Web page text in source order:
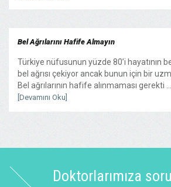
Bel Ağrılarını Hafife Almayın
Türkiye nüfusunun yüzde 80’i hayatının
bel ağrısı çekiyor ancak bunun için bir
Bel ağrılarının hafife alınmaması gerekti ...
[Devamını Oku]
Doktorlarımıza